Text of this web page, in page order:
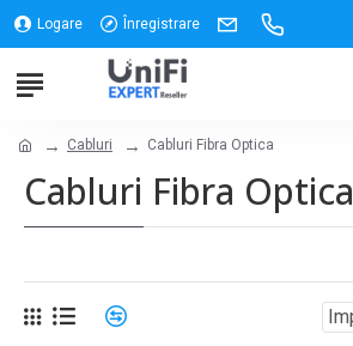
Logare Înregistrare
Cabluri Cabluri Fibra Optica
Cabluri Fibra Optica